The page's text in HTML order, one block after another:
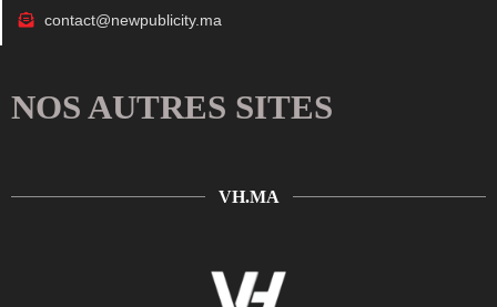
contact@newpublicity.ma
NOS AUTRES SITES
VH.MA